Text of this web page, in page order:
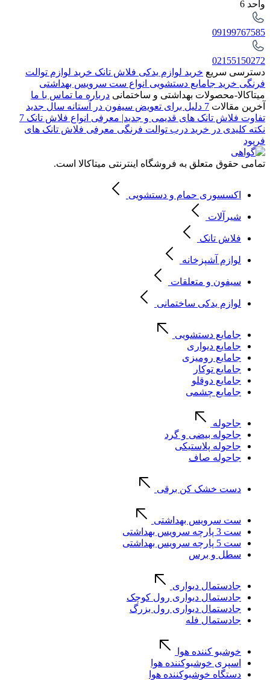
واحد 6
09199767585
02155150272
دسترسی سریع خرید لوازم یدکی فلاش تانک خرید لوازم توالت
فرنگی خرید جامایع دستشویی انواع ست سرویس بهداشتی
میتاکالا-محصولات بهداشتی و ساختمانی درباره ما تماس با ما
آخرین مقالات 7 دلیل برای تعویض سیفون در آستانه سال جدید
تفاوت فلاش تانک های قدیمی و جدید| معرفی انواع فلاش تانک 7
نکته کلیدی در خرید درب توالت فرنگی معرفی فلاش تانک های
فرپود
تمامی حقوق متعلق به فروشگاه اینترنتی میتاکالا است.
اکسسوری حمام و دستشویی
شیرآلات
فلاش تانک
لوازم آشپزخانه
سیفون و متعلقات
لوازم یدکی ساختمانی
جامایع دستشویی
جامایع دیواری
جامایع رومیزی
جامایع توکار
جامایع دوقلو
جامایع چشمی
جاحوله
جاحوله بیضی و گرد
جاحوله پلاستیکی
جاحوله صاف
دست خشک کن برقی
ست سرویس بهداشتی
ست 3 پارچه سرویس بهداشتی
ست 5 پارچه سرویس بهداشتی
سطل و برس
جادستمال دیواری
جادستمال دیواری رول کوچک
جادستمال دیواری رول بزرگ
جادستمال فله
خوشبو کننده هوا
اسپری خوشبوکننده هوا
دستگاه خوشبوکننده هوا